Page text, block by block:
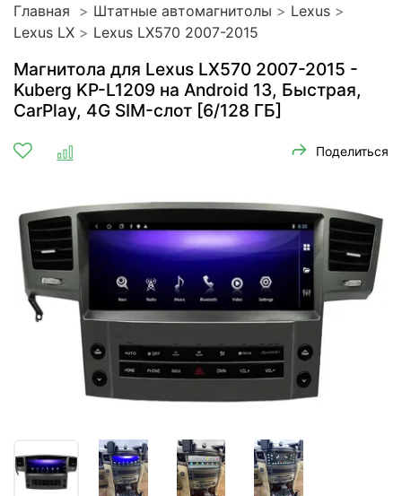
Главная Штатные автомагнитолы
Lexus
Lexus LX
Lexus LX570 2007-2015
Магнитола для Lexus LX570 2007-2015 -
Kuberg KP-L1209 на Android 13, Быстрая,
CarPlay, 4G SIM-слот [6/128 ГБ]
Поделиться